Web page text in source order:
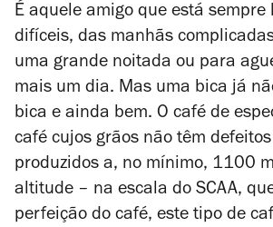
É aquele amigo que está sempre
difíceis, das manhãs
uma grande noitada ou para
mais um dia. Mas uma bica já
bica e ainda bem. O café de
café cujos grãos não têm
produzidos a, no mínimo, 1100
altitude – na escala do SCAA,
perfeição do café, este tipo de